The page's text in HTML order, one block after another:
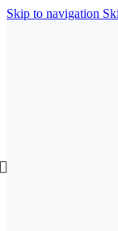
Skip to navigation